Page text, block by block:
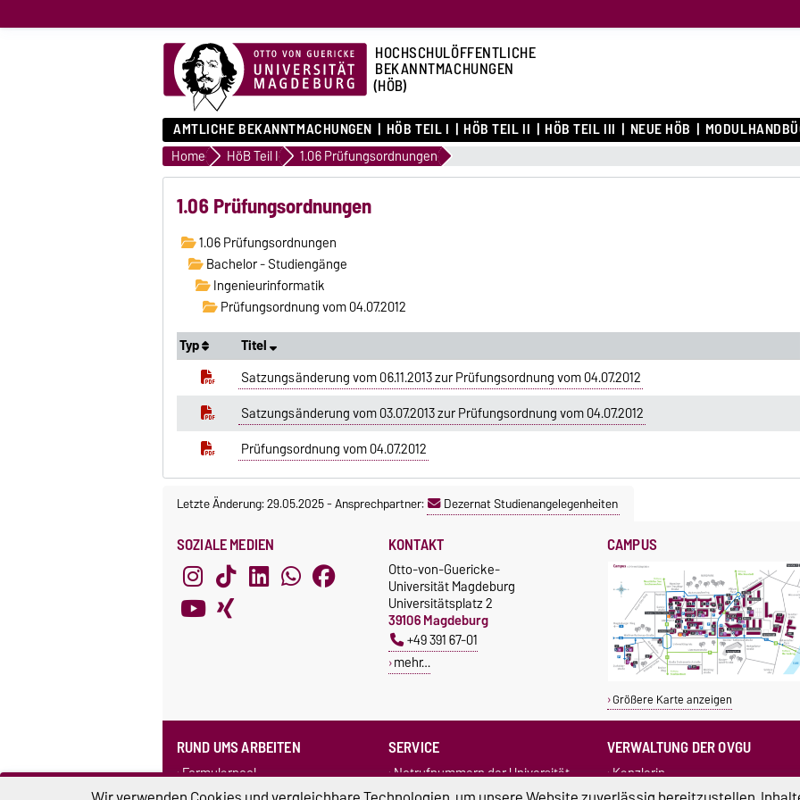
HOCHSCHULÖFFENTLICHE
BEKANNTMACHUNGEN
(HÖB)
AMTLICHE BEKANNTMACHUNGEN HÖB TEIL I HÖB TEIL II HÖB TEIL III NEUE HÖB
Home HöB Teil I 1.06 Prüfungsordnungen
1.06 Prüfungsordnungen
1.06 Prüfungsordnungen
Bachelor - Studiengänge
Ingenieurinformatik
Prüfungsordnung vom 04.07.2012
Typ
Titel
Satzungsänderung vom 06.11.2013 zur Prüfungsordnung vom 04.07.2012
Satzungsänderung vom 03.07.2013 zur Prüfungsordnung vom 04.07.2012
Prüfungsordnung vom 04.07.2012
Letzte Änderung: 29.05.2025-Ansprechpartner: Dezernat Studienangelegenheiten
SOZIALE MEDIEN KONTAKT
Otto-von-Guericke-
Universität Magdeburg
Universitätsplatz 2
39106 Magdeburg
+49 391 67-01
mehr…
CAMPUS
Größere Karte anzeigen
RUND UMS ARBEITEN
Formularpool
Personensuche
SERVICE
Notrufnummern der Universität
Fundbüro
+49 391 67-54444
VERWALTUNG DER OVGU
Kanzlerin
Rechtsstelle